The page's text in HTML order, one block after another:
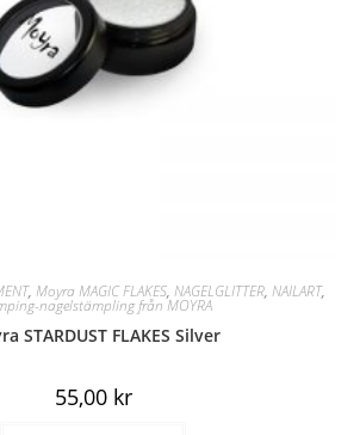
, Moyra MAGIC FLAKES, NAGELGLITTER, NAILART,
nagelstämpling från MOYRA
STARDUST FLAKES Silver
55,00 kr